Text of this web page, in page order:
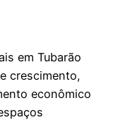
em Tubarão
crescimento,
econômico